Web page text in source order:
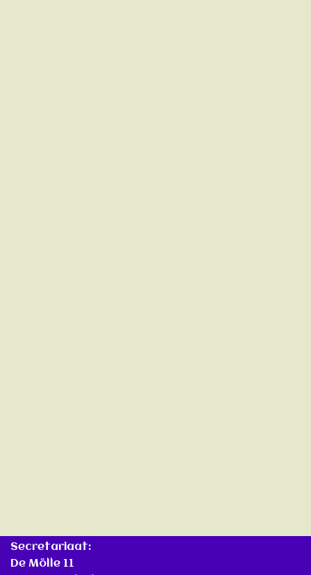
Secretariaat:
De Mölle 11